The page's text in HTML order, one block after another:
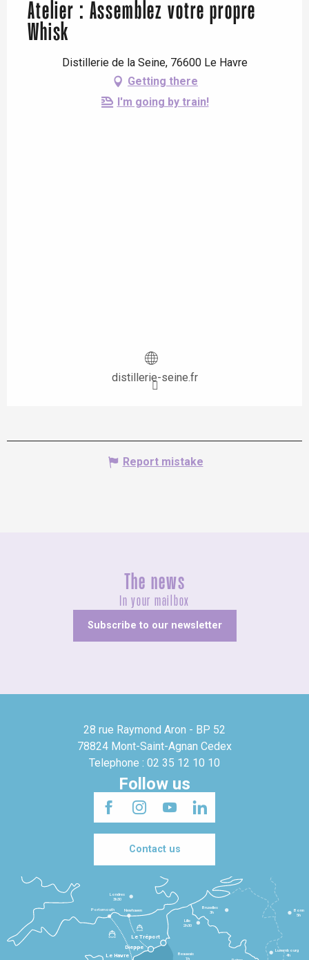
Atelier : Assemblez votre propre
Whisk
Distillerie de la Seine, 76600 Le Havre
Getting there
I'm going by train!
distillerie-seine.fr
Report mistake
The news
In your mailbox
Subscribe to our newsletter
28 rue Raymond Aron - BP 52
78824 Mont-Saint-Agnan Cedex
Telephone : 02 35 12 10 10
Follow us
Contact us
Le Havre
Dieppe
Le Tréport
Beauvais
1h
Lille
2h30
Bruxelles
3h
Londres
3h30
Newhaven
Portsmouth
Bonn
5h
Luxembourg
4h